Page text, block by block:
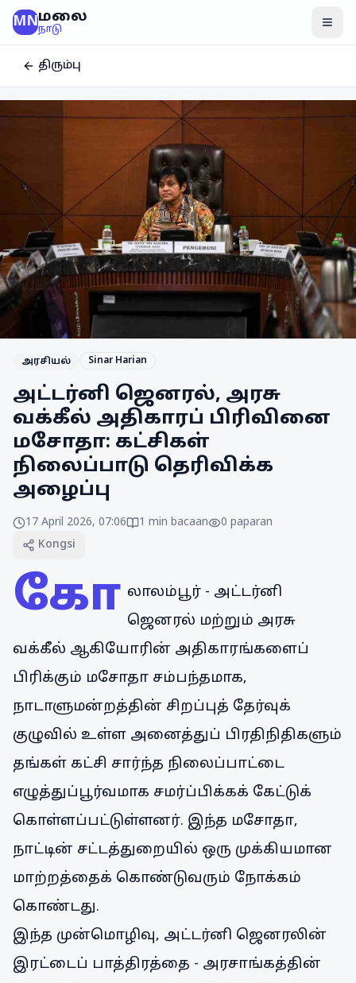
MNமலை
நாடு
திரும்பு
அரசியல் Sinar Harian
அட்டர்னி ஜெனரல், அரசு
வக்கீல் அதிகாரப் பிரிவினை
மசோதா: கட்சிகள்
நிலைப்பாடு தெரிவிக்க
அழைப்பு
17 April 2026, 07:06 1 min bacaan 0 paparan
Kongsi
கோ லாலம்பூர் - அட்டர்னி
ஜெனரல் மற்றும் அரசு
வக்கீல் ஆகியோரின் அதிகாரங்களைப்
பிரிக்கும் மசோதா சம்பந்தமாக,
நாடாளுமன்றத்தின் சிறப்புத் தேர்வுக்
குழுவில் உள்ள அனைத்துப் பிரதிநிதிகளும்
தங்கள் கட்சி சார்ந்த நிலைப்பாட்டை
எழுத்துப்பூர்வமாக சமர்ப்பிக்கக் கேட்டுக்
கொள்ளப்பட்டுள்ளனர். இந்த மசோதா,
நாட்டின் சட்டத்துறையில் ஒரு முக்கியமான
மாற்றத்தைக் கொண்டுவரும் நோக்கம்
கொண்டது.
இந்த முன்மொழிவு, அட்டர்னி ஜெனரலின்
இரட்டைப் பாத்திரத்தை - அரசாங்கத்தின்